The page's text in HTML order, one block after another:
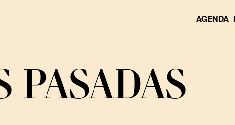
AGENDA
PASADAS